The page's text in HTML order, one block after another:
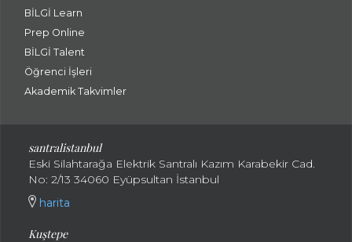
BİLGİ Learn
Prep Online
BİLGİ Talent
Öğrenci İşleri
Akademik Takvimler
santralistanbul
Eski Silahtarağa Elektrik Santralı Kazım Karabekir Cad.
No: 2/13 34060 Eyüpsultan İstanbul
harita
Kuştepe